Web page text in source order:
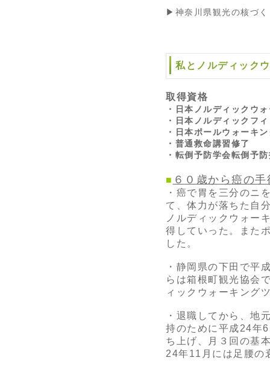
▶神奈川県観光の核づ
私とノルディック
取得資格
・日本ノルディックウ
・日本ノルディックフ
・日本ポールウォーキ
・普通救命講習修
・転倒予防学会転倒予
■ ６０歳から癌の
・癌で胃を三分のニ
て、体力が落ちた自
ノルディックウォー
得していった。また
した。
・静岡県の下田で平
らは箱根町観光協会
ィックウォーキング
・退職してから、地
持のために平成24年
ち上げ、月３回の基
24年11月には足腰の